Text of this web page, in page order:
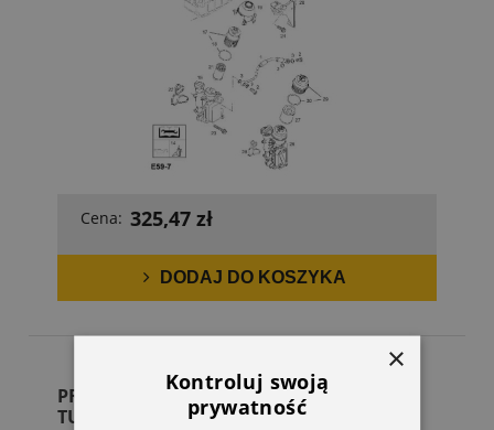
Cena: 325,47 zł
DODAJ DO KOSZYKA
PRZEWÓD POWROTNY OLEJU
TURBOSPRĘŻARKI
×
Kontroluj swoją
prywatność